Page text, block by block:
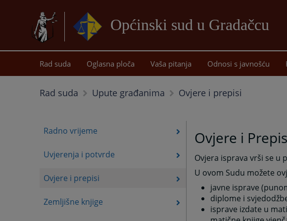
Općinski sud u Gradačcu
Rad suda Oglasna ploča Vaša pitanja Odnosi s javnošću
Rad suda Upute građanima Ovjere i prepisi
Radno vrijeme
Uvjerenja i potvrde
Ovjere i prepisi
Zemljišne knjige
Ovjere i
Ovjera isprava vrši se u
U ovom Sudu možete
javne isprave
diplome i
isprave izdate u